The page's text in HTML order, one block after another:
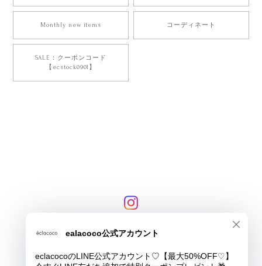
Monthly new items コーディネート
SALE：クーポンコード
【ecstock0901】
プライバシーポリシー
特定商取引法に基づく表記